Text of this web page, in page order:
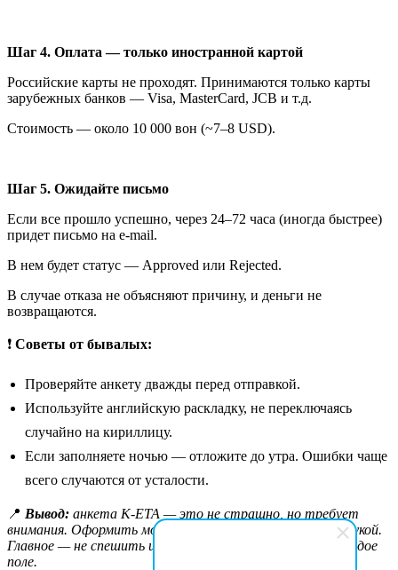
Шаг 4. Оплата — только иностранной картой
Российские карты не проходят. Принимаются только карты
зарубежных банков — Visa, MasterCard, JCB и т.д.
Стоимость — около 10 000 вон (~7–8 USD).
Шаг 5. Ожидайте письмо
Если все прошло успешно, через 24–72 часа (иногда быстрее)
придет письмо на e-mail.
В нем будет статус — Approved или Rejected.
В случае отказа не объясняют причину, и деньги не
возвращаются.
❗ Советы от бывалых:
Проверяйте анкету дважды перед отправкой.
Используйте английскую раскладку, не переключаясь
случайно на кириллицу.
Если заполняете ночью — отложите до утра. Ошибки чаще
всего случаются от усталости.
📍 Вывод: анкета K-ETA — это не страшно, но требует
внимания. Оформить можно за 15 минут, если все под рукой.
Главное — не спешить и не лениться перепроверить каждое
поле.